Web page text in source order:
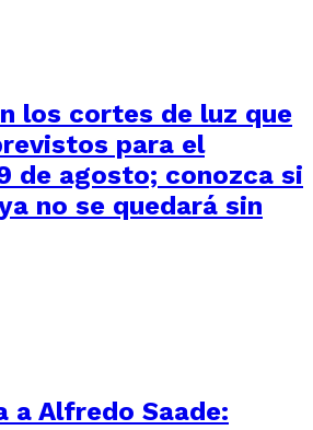
los cortes de luz que
para el
de agosto; conozca si
no se quedará sin
a Alfredo Saade: